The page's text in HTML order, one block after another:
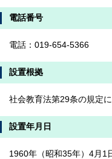
電話番号
電話：019-654-5366
設置根拠
社会教育法第29条の規定
設置年月日
1960年（昭和35年）4月1